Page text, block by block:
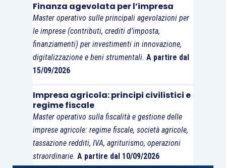
Finanza agevolata per l’impresa
Master operativo sulle principali agevolazioni per
le imprese (contributi, crediti d’imposta,
finanziamenti) per investimenti in innovazione,
digitalizzazione e beni strumentali. A partire dal
15/09/2026
Impresa agricola: principi civilistici e
regime fiscale
Master operativo sulla fiscalità e gestione delle
imprese agricole: regime fiscale, società agricole,
tassazione redditi, IVA, agriturismo, operazioni
straordinarie. A partire dal 10/09/2026